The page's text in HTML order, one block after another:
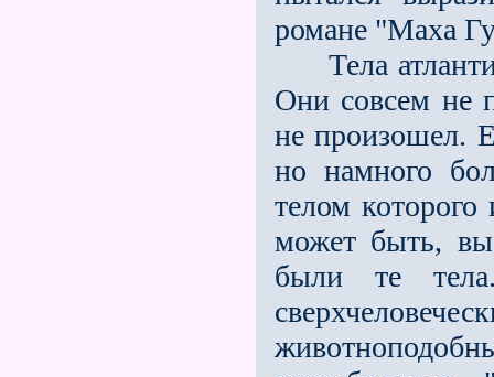
романе "Маха
Тела
Они совсем не
не произошел.
но намного
телом
может быть, вы
были те